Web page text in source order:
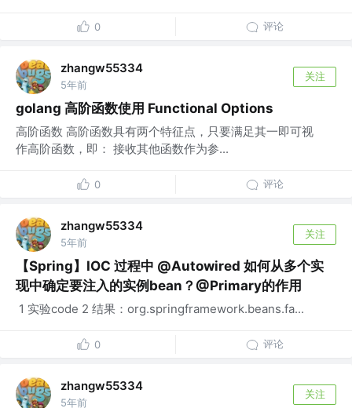
0 评论
zhangw55334
5年前
关注
golang 高阶函数使用 Functional Options
高阶函数 高阶函数具有两个特征点，只要满足其一即可视
作高阶函数，即： 接收其他函数作为参...
0 评论
zhangw55334
5年前
关注
【Spring】IOC 过程中 @Autowired 如何从多个实
现中确定要注入的实例bean？@Primary的作用
​ 1 实验code 2 结果：org.springframework.beans.fa...
0 评论
zhangw55334
5年前
关注